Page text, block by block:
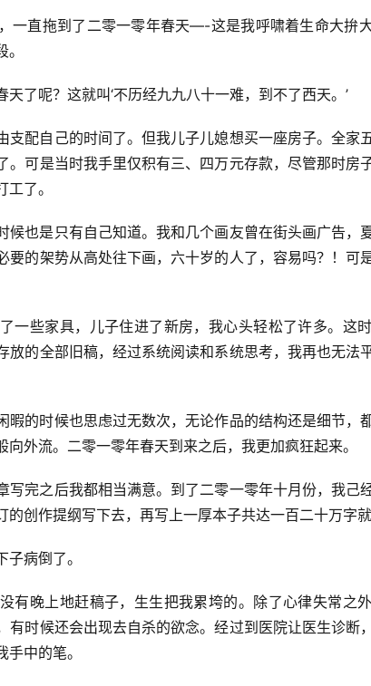
一直拖到了二零一零年春天—-这是我呼啸着生命大拚
了呢？这就叫‘不历经九九八十一难，到不了西天。’
支配自己的时间了。但我儿子儿媳想买一座房子。全家
。可是当时我手里仅积有三、四万元存款，尽管那时房
了。
候也是只有自己知道。我和几个画友曾在街头画广告，
要的架势从高处往下画，六十岁的人了，容易吗？！可
一些家具，儿子住进了新房，我心头轻松了许多。这
放的全部旧稿，经过系统阅读和系统思考，我再也无法
暇的时候也思虑过无数次，无论作品的结构还是细节，
外流。二零一零年春天到来之后，我更加疯狂起来。
完之后我都相当满意。到了二零一零年十月份，我己
创作提纲写下去，再写上一厚本子共达一百二十万字就
病倒了。
有晚上地赶稿子，生生把我累垮的。除了心律失常之
有时候还会出现去自杀的欲念。经过到医院让医生诊断
中的笔。